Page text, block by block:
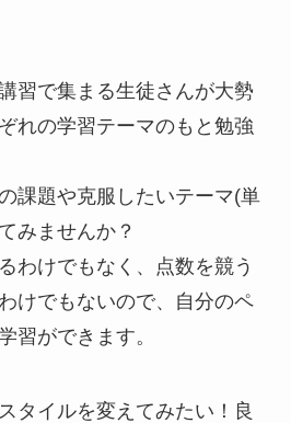
習で集まる生徒さんが大勢
れの学習テーマのもと勉強
課題や克服したいテーマ(単
みませんか？
わけでもなく、点数を競う
けでもないので、自分のペ
習ができます。
タイルを変えてみたい！良